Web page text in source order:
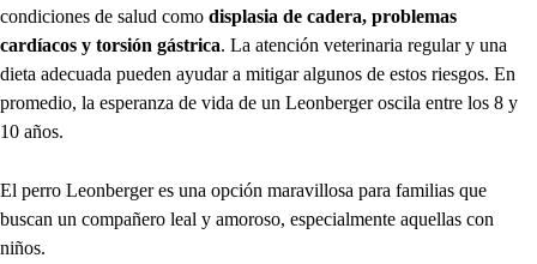
condiciones de salud como displasia de cadera, problemas
cardíacos y torsión gástrica. La atención veterinaria regular y una
dieta adecuada pueden ayudar a mitigar algunos de estos riesgos. En
promedio, la esperanza de vida de un Leonberger oscila entre los 8 y
10 años.
El perro Leonberger es una opción maravillosa para familias que
buscan un compañero leal y amoroso, especialmente aquellas con
niños.